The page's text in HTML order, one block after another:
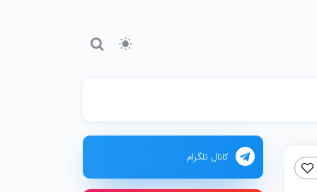
کانال تلگرام